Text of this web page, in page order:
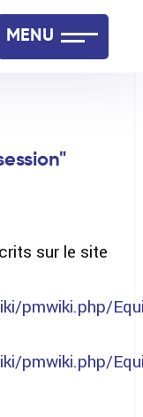
MENU
en Informatique
sur le site
pmwiki.php/
pmwiki.php/